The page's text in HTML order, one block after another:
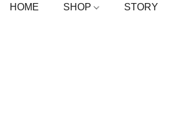
HOME SHOP STORY